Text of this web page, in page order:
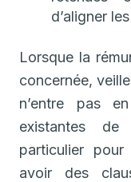
d’aligner
Lorsque la
concernée,
n’entre pas
existantes de
particulier
avoir des